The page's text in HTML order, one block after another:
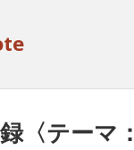
〈テーマ